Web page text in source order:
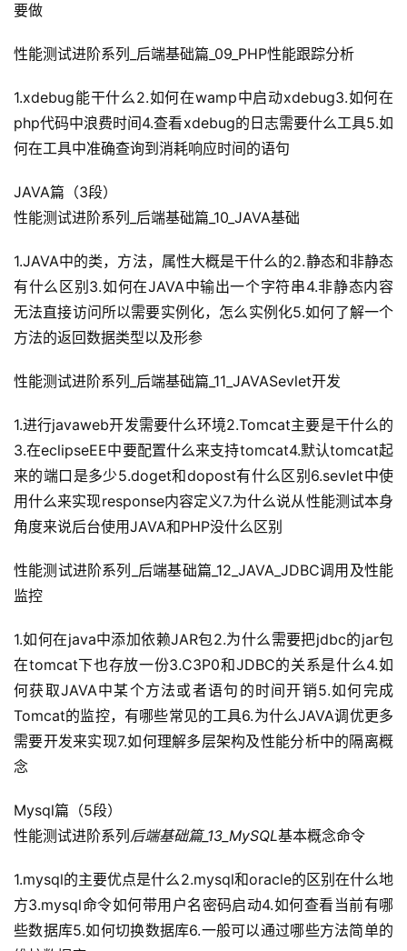
A
I
实
干
要做
性能测试进阶系列_后端基础篇_09_PHP性能跟踪分析
1.xdebug能干什么2.如何在wamp中启动xdebug3.如何在
php代码中浪费时间4.查看xdebug的日志需要什么工具5.如
何在工具中准确查询到消耗响应时间的语句
JAVA篇（3段）
性能测试进阶系列_后端基础篇_10_JAVA基础
1.JAVA中的类，方法，属性大概是干什么的2.静态和非静态
有什么区别3.如何在JAVA中输出一个字符串4.非静态内容
无法直接访问所以需要实例化，怎么实例化5.如何了解一个
方法的返回数据类型以及形参
性能测试进阶系列_后端基础篇_11_JAVASevlet开发
1.进行javaweb开发需要什么环境2.Tomcat主要是干什么的
3.在eclipseEE中要配置什么来支持tomcat4.默认tomcat起
来的端口是多少5.doget和dopost有什么区别6.sevlet中使
用什么来实现response内容定义7.为什么说从性能测试本身
角度来说后台使用JAVA和PHP没什么区别
性能测试进阶系列_后端基础篇_12_JAVA_JDBC调用及性能
监控
1.如何在java中添加依赖JAR包2.为什么需要把jdbc的jar包
在tomcat下也存放一份3.C3P0和JDBC的关系是什么4.如
何获取JAVA中某个方法或者语句的时间开销5.如何完成
Tomcat的监控，有哪些常见的工具6.为什么JAVA调优更多
需要开发来实现7.如何理解多层架构及性能分析中的隔离概
念
Mysql篇（5段）
性能测试进阶系列 后端基础篇_13_MySQL基本概念命令
1.mysql的主要优点是什么2.mysql和oracle的区别在什么地
方3.mysql命令如何带用户名密码启动4.如何查看当前有哪
些数据库5.如何切换数据库6.一般可以通过哪些方法简单的